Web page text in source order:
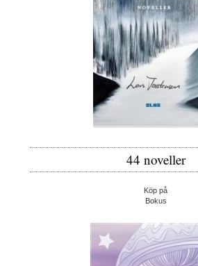
44 noveller
Köp på
Bokus